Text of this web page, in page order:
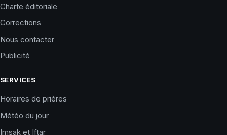
Charte éditoriale
Corrections
Nous contacter
Publicité
SERVICES
Horaires de prières
Météo du jour
Imsak et Iftar